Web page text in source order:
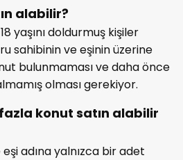
alabilir?
yaşını doldurmuş kişiler
sahibinin ve eşinin üzerine
bulunmaması ve daha önce
olması gerekiyor.
konut satın alabilir
eşi adına yalnızca bir adet